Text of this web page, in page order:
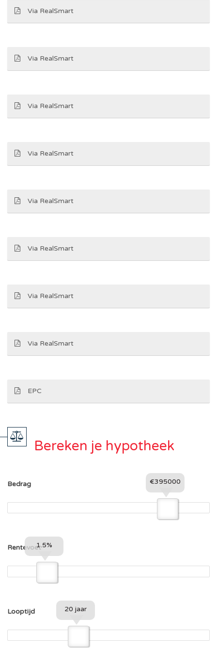
Via RealSmart
Via RealSmart
Via RealSmart
Via RealSmart
Via RealSmart
Via RealSmart
Via RealSmart
Via RealSmart
EPC
Bereken je hypotheek
Bedrag €395000
Rentevoet1.5%
Looptijd 20 jaar